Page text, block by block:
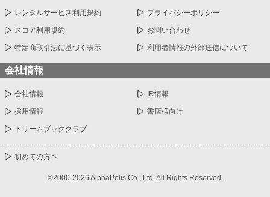
レンタルサービス利用規約 プライバシーポリシー
スコア利用規約 お問い合わせ
特定商取引法に基づく表示 利用者情報の外部送信について
会社情報
会社情報 IR情報
採用情報 書店様向け
ドリームブッククラブ
初めての方へ
©2000-2026 AlphaPolis Co., Ltd. All Rights Reserved.